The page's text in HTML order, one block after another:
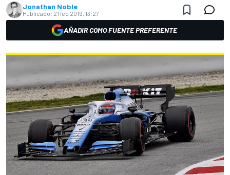
Jonathan Noble
Publicado: 21 feb 2019, 13:27
AÑADIR COMO FUENTE PREFERENTE